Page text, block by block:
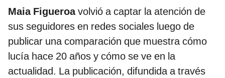
Maia Figueroavolvió a captar la atención de
sus seguidores en redes sociales luego de
publicar una comparación que muestra cómo
lucía hace 20 años y cómo se ve en la
actualidad. La publicación, difundida a través